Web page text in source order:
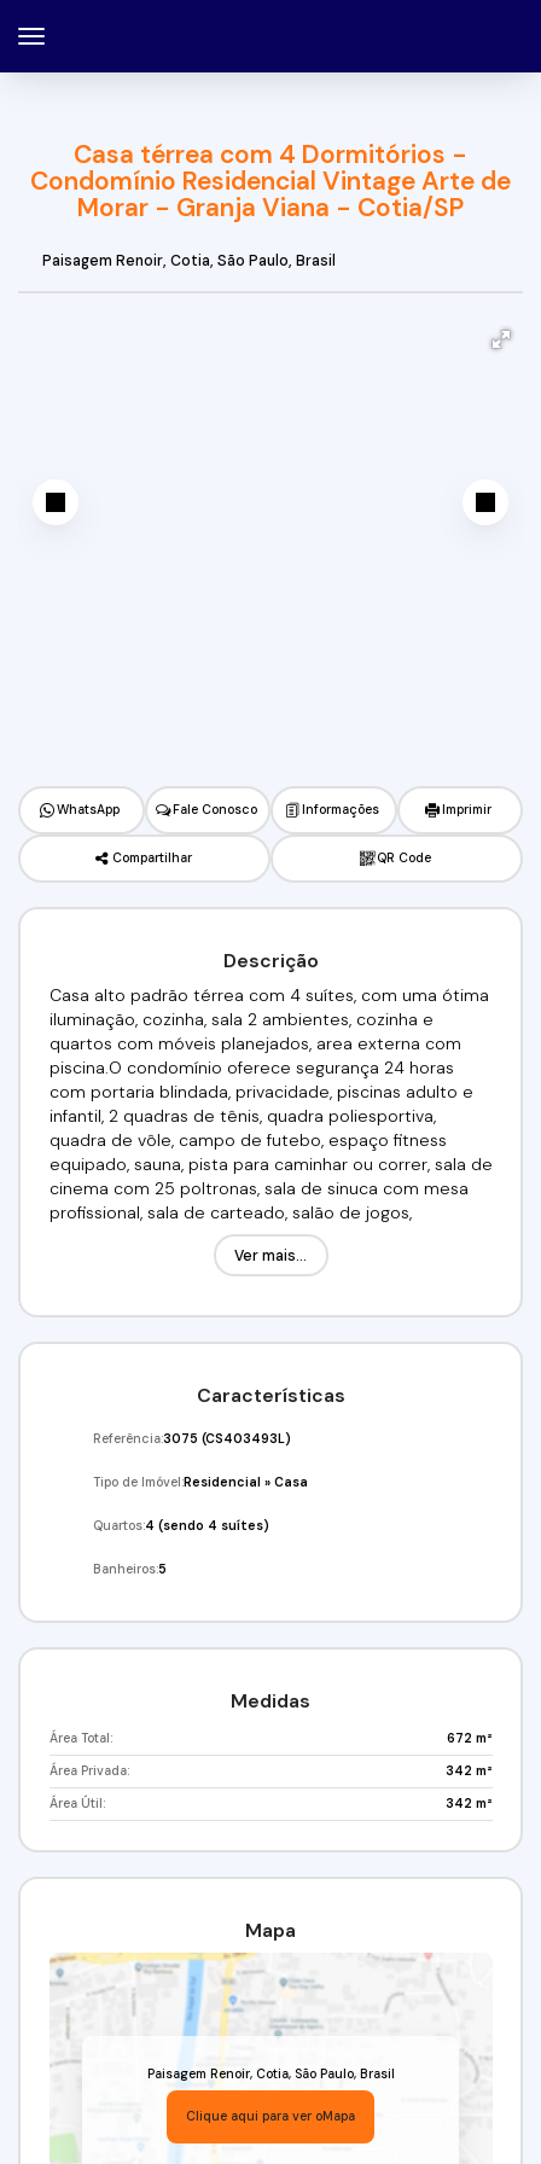
Casa térrea com 4 Dormitórios -
Condomínio Residencial Vintage Arte de
Morar - Granja Viana - Cotia/SP
Paisagem Renoir, Cotia, São Paulo, Brasil
WhatsApp Fale Conosco Informações Imprimir
Compartilhar QR Code
Descrição
Casa alto padrão térrea com 4 suítes, com uma ótima
iluminação, cozinha, sala 2 ambientes, cozinha e
quartos com móveis planejados, area externa com
piscina.O condomínio oferece segurança 24 horas
com portaria blindada, privacidade, piscinas adulto e
infantil, 2 quadras de tênis, quadra poliesportiva,
quadra de vôle, campo de futebo, espaço fitness
equipado, sauna, pista para caminhar ou correr, sala de
cinema com 25 poltronas, sala de sinuca com mesa
profissional, sala de carteado, salão de jogos,
brinquedoteca, salão de festas, playground e
arborização.Localização privilegiada, próximo ao
Fiador ou Seguro - Fiança, não possuir restrição
SPC/SERASA e comprovar renda no valor de 03
a sua visita!(11) (11)97417-8061 / (11) 4243-
Ver mais...
Características
Referência:3075 (CS403493L)
Tipo de Imóvel:Residencial »Casa
Quartos:4 (sendo 4 suítes)
Banheiros:5
Medidas
Área Total: 672 m²
Área Privada: 342 m²
Área Útil: 342 m²
Mapa
Paisagem Renoir, Cotia, São Paulo, Brasil
Clique aqui para ver oMapa